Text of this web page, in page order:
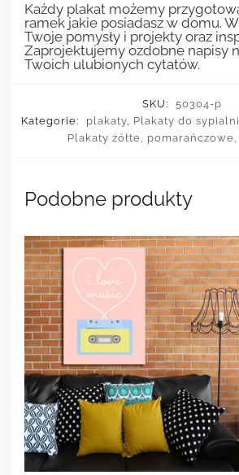
Każdy plakat możemy
ramek jakie posiadasz w domu.
Twoje pomysły i projekty oraz
Zaprojektujemy ozdobne napisy
Twoich ulubionych cytatów.
SKU:
50304-p
Kategorie:
plakaty, Plakaty do sypialni
Plakaty żółte,
Podobne produkty